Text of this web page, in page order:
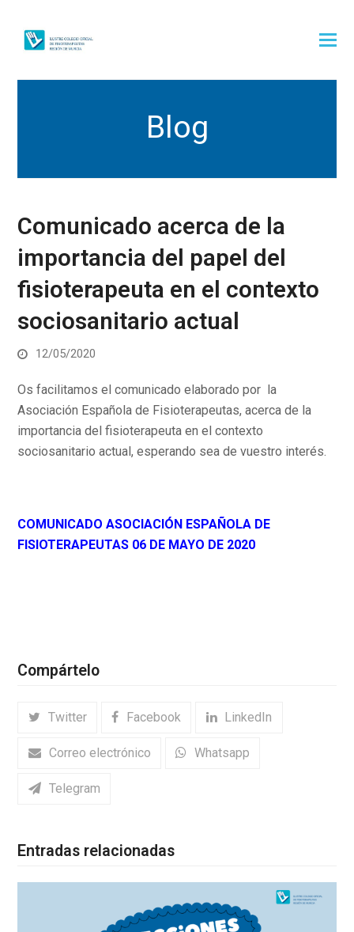
Blog
Comunicado acerca de la
importancia del papel del
fisioterapeuta en el contexto
sociosanitario actual
12/05/2020
Os facilitamos el comunicado elaborado por la
Asociación Española de Fisioterapeutas, acerca de la
importancia del fisioterapeuta en el contexto
sociosanitario actual, esperando sea de vuestro interés.
COMUNICADO ASOCIACIÓN ESPAÑOLA DE
FISIOTERAPEUTAS 06 DE MAYO DE 2020
Compártelo
Twitter Facebook LinkedIn
Correo electrónico Whatsapp
Telegram
Entradas relacionadas